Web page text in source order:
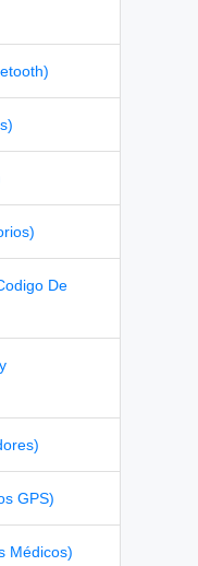
De
GPS)
Médicos)